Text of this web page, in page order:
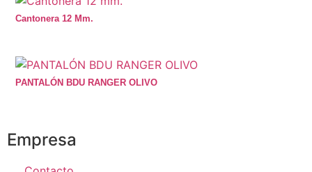
Cantonera 12 Mm.
PANTALÓN BDU RANGER OLIVO
Empresa